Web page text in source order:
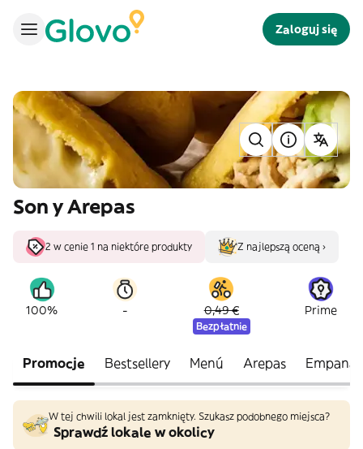
Zaloguj się
Son y Arepas
2 w cenie 1 na niektóre produkty Z najlepszą oceną ›
100% - 0,49 €
Bezpłatnie
Prime
Promocje Bestsellery Menú Arepas
W tej chwili lokal jest zamknięty. Szukasz podobnego miejsca?
Sprawdź lokale w okolicy